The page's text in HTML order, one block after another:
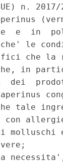
n.
e  in
le
che la
in
dei
tale
con
molluschi